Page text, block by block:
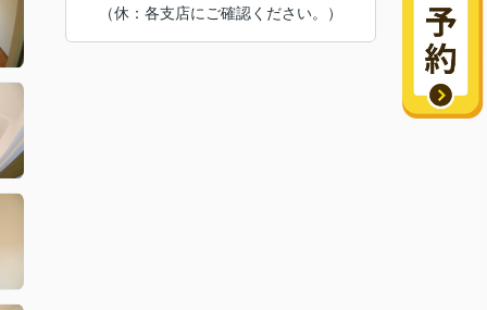
（休：各支店にご確認ください。）